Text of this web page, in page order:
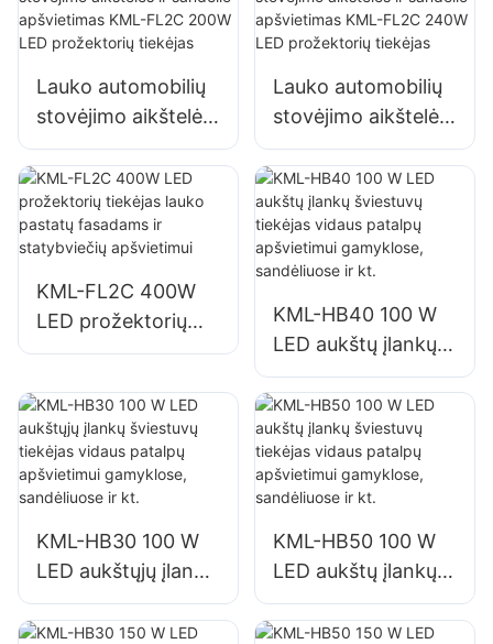
dideliems iškabų
Lauko automobilių
stovėjimo aikštelės
ir sandėlio
apšvietimas KML-
FL2C 200W LED
prožektorių tiekėjas
Lauko automobilių
stovėjimo aikštelės
ir sandėlio
apšvietimas KML-
FL2C 240W LED
prožektorių tiekėjas
KML-FL2C 400W
LED prožektorių
tiekėjas lauko
statybviečių
apšvietimui
KML-HB40 100 W
LED aukštų įlankų
šviestuvų tiekėjas
vidaus patalpų
apšvietimui
gamyklose,
sandėliuose ir kt.
KML-HB30 100 W
LED aukštųjų įlankų
šviestuvų tiekėjas
vidaus patalpų
KML-HB50 100 W
LED aukštų įlankų
šviestuvų tiekėjas
vidaus patalpų